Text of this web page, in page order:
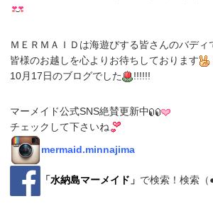
ＭＥＲＭＡＩＤは海遊びする皆さんのバディ
皆様のお越しを心よりお待ちしております
10月17日のブログでした
!!!!!!
マーメイド公式SNS絶賛更新中
チェックして下さいね
mermaid.minnajima
「水納島マーメイド 」 で検索！検索（